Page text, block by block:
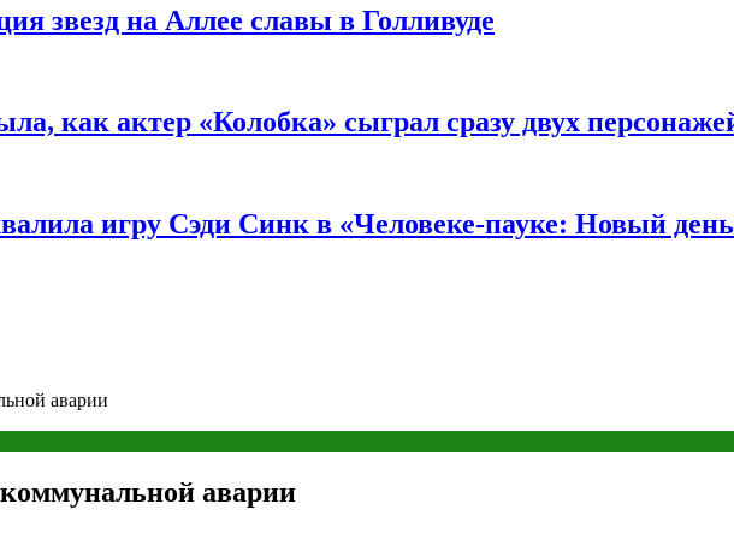
звезд на Аллее славы в Голливуде
как актер «Колобка» сыграл сразу двух
игру Сэди Синк в «Человеке-пауке: Новый
аварии
аварии